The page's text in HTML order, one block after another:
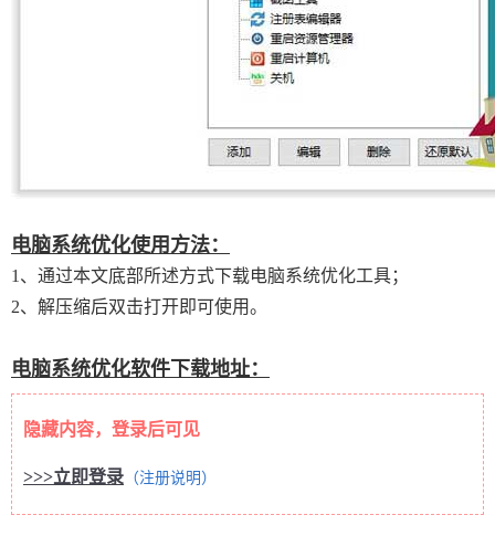
电脑系统优化使用方法：
1、通过本文底部所述方式下载电脑系统优化工具；
2、解压缩后双击打开即可使用。
电脑系统优化软件下载地址：
隐藏内容，登录后可见
>>>立即登录 （注册说明）